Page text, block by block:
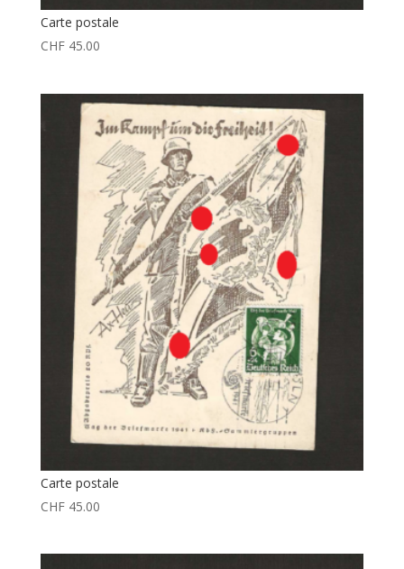
Carte postale
CHF45.00
Carte postale
CHF45.00